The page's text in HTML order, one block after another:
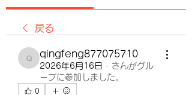
戻る
qingfeng877075710
qingfeng877075710
2026年6月16日 · さんがグル
ープに参加しました。
0